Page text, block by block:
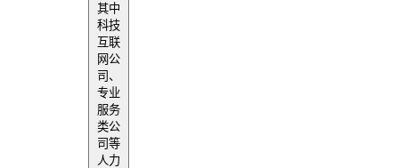
其中
科技
互联
网公
司、
专业
服务
类公
司等
人力